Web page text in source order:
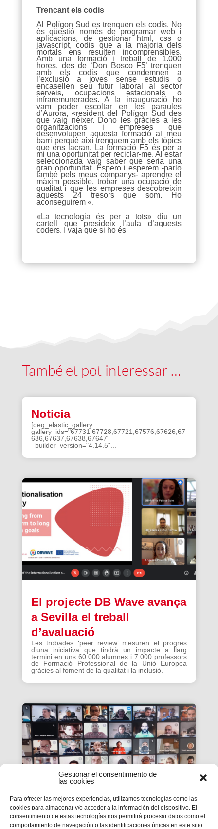
Gestionar el consentimiento de
las cookies
Para ofrecer las mejores experiencias, utilizamos tecnologías como las
cookies para almacenar y/o acceder a la información del dispositivo. El
consentimiento de estas tecnologías nos permitirá procesar datos como el
comportamiento de navegación o las identificaciones únicas en este sitio.
Trencant els codis
Al Polígon Sud es trenquen els codis. No
és qüestió només de programar web i
aplicacions, de gestionar html, css o
javascript, codis que a la majoria dels
mortals ens resulten incomprensibles.
Amb una formació i treball de 1.000
hores, des de ‘Don Bosco F5’ trenquen
amb els codis que condemnen a
l’exclusió a joves sense estudis o
encasellen seu futur laboral al sector
serveis, ocupacions estacionals o
infraremunerades. A la inauguració ho
vam poder escoltar en les paraules
d’Aurora, «resident del Polígon Sud des
que vaig néixer. Dono les gràcies a les
organitzacions i empreses que
desenvolupen aquesta formació al meu
barri perquè així trenquem amb els tòpics
que ens lacran. La formació F5 és per a
mi una oportunitat per reciclar-me. Al estar
seleccionada vaig saber que seria una
gran oportunitat. Espero i esperem -parlo
també pels meus companys- aprendre el
màxim possible, trobar una ocupació de
qualitat i que les empreses descobreixin
aquests 24 tresors que som. Ho
aconseguirem «.
«La tecnologia és per a tots» diu un
cartell que presideix l’aula d’aquests
coders. I vaja que si ho és.
També et pot interessar …
Noticia
[deg_elastic_gallery
gallery_ids="67731,67728,67721,67576,67626,67
636,67637,67638,67647"
_builder_version="4.14.5"...
El projecte DB Wave avança
a Sevilla el treball
d’avaluació
Les trobades ‘peer review’ mesuren el progrés
d’una iniciativa que tindrà un impacte a llarg
termini en uns 60.000 alumnes i 7.000 professors
de Formació Professional de la Unió Europea
gràcies al foment de la qualitat i la inclusió.